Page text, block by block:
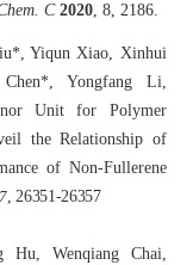
C 2020, 8, 2186.
Yiqun Xiao, Xinhui
Yongfang Li,
Unit for Polymer
the Relationship of
of Non-Fullerene
7, 26351-26357
Hu, Wenqiang Chai,